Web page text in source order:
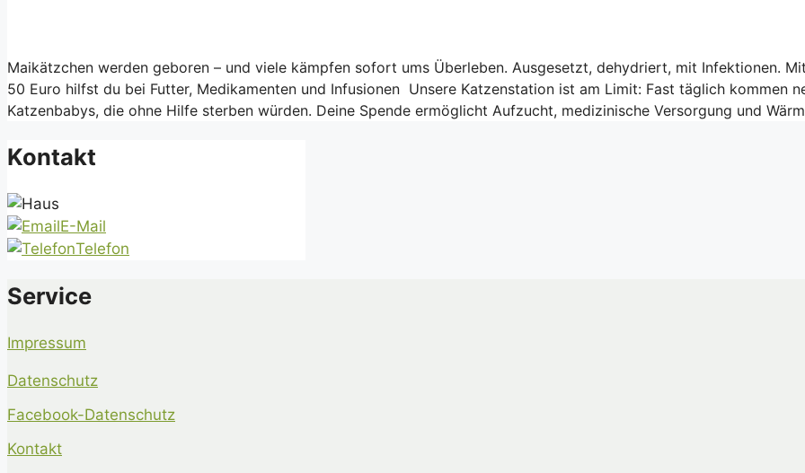
Maikätzchen werden geboren – und viele kämpfen sofort ums Überleben. Ausgesetzt, dehydriert, mit Infektionen.
50 Euro hilfst du bei Futter, Medikamenten und Infusionen Unsere Katzenstation ist am Limit: Fast täglich kommen
Katzenbabys, die ohne Hilfe sterben würden. Deine Spende ermöglicht Aufzucht, medizinische Versorgung und
Kontakt
E-Mail
Telefon
Service
Impressum
Datenschutz
Facebook-Datenschutz
Kontakt